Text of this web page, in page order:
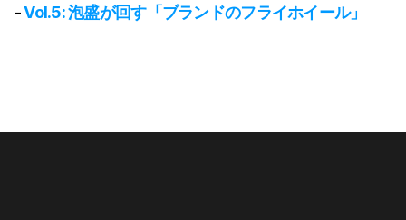
- Vol.5: 泡盛が回す「ブランドのフライホイール」